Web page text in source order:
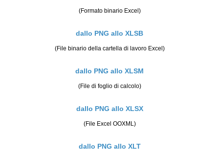
(Formato binario Excel)
dallo PNG allo XLSB
(File binario della cartella di lavoro Excel)
dallo PNG allo XLSM
(File di foglio di calcolo)
dallo PNG allo XLSX
(File Excel OOXML)
dallo PNG allo XLT